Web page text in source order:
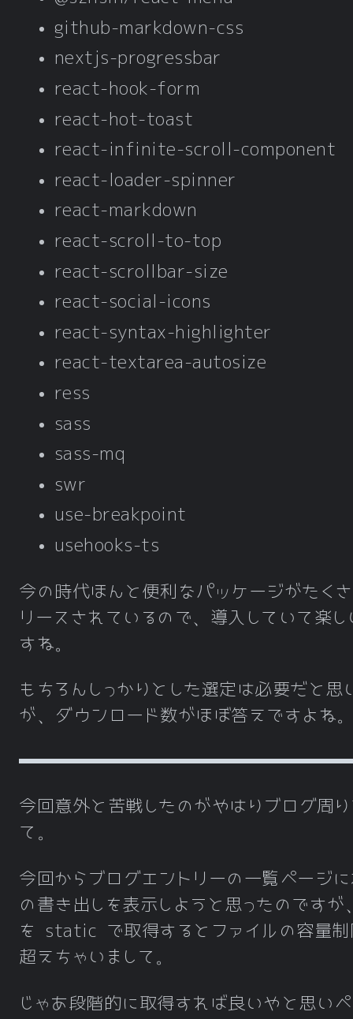
github-markdown-css
nextjs-progressbar
react-hook-form
react-hot-toast
react-infinite-scroll-component
react-loader-spinner
react-markdown
react-scroll-to-top
react-scrollbar-size
react-social-icons
react-syntax-highlighter
react-textarea-autosize
ress
sass
sass-mq
swr
use-breakpoint
usehooks-ts
今の時代ほんと便利なパッケージがたく
リースされているので、導入していて楽し
すね。
もちろんしっかりとした選定は必要だと思
が、ダウンロード数がほぼ答えですよね
今回意外と苦戦したのがやはりブログ周り
て。
今回からブログエントリーの一覧ページ
の書き出しを表示しようと思ったのですが
を static で取得するとファイルの容量制
超えちゃいまして。
じゃあ段階的に取得すれば良いやと思い